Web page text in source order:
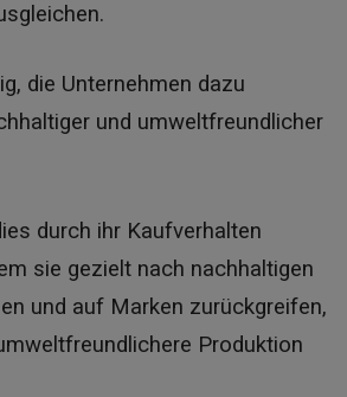
die Unternehmen dazu
und umweltfreundlicher
durch ihr Kaufverhalten
sie gezielt nach nachhaltigen
und auf Marken zurückgreifen,
Produktion